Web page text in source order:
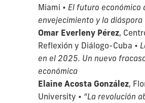
Miami • El futuro económico
envejecimiento y la diáspora
Omar Everleny Pérez,
Reflexión y Diálogo-Cuba •
en el 2025. Un nuevo
económica
Elaine Acosta González,
University • “La revolución